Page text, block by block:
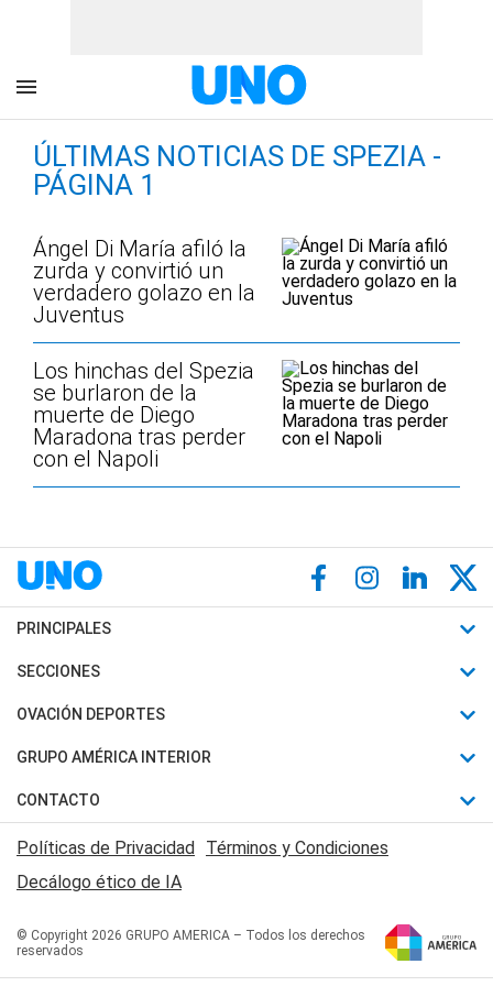
ÚLTIMAS NOTICIAS DE SPEZIA -
PÁGINA 1
Ángel Di María afiló la
zurda y convirtió un
verdadero golazo en la
Juventus
Los hinchas del Spezia
se burlaron de la
muerte de Diego
Maradona tras perder
con el Napoli
PRINCIPALES
Últimas Noticias
Política
Judiciales
Economia
SECCIONES
Horóscopo
Motores
Trucos caseros
Series y Películas
Edictos y Solicitadas
OVACIÓN DEPORTES
Fútbol
Mundial
Automovilismo
Rugby
Básquet
GRUPO AMÉRICA INTERIOR
Canal 7 en Vivo
San Juan 8
CONTACTO
Acerca de Nosotros
Contactanos
Políticas de Privacidad Términos y Condiciones
Decálogo ético de IA
© Copyright 2026 GRUPO AMERICA – Todos los derechos
reservados